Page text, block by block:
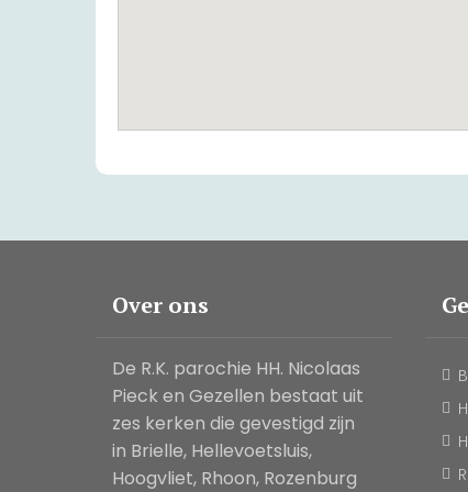
Over ons
De R.K. parochie HH. Nicolaas
Pieck en Gezellen bestaat uit
zes kerken die gevestigd zijn
in Brielle, Hellevoetsluis,
Hoogvliet, Rhoon, Rozenburg